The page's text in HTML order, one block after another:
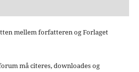
mellem forfatteren og Forlaget
må citeres, downloades og